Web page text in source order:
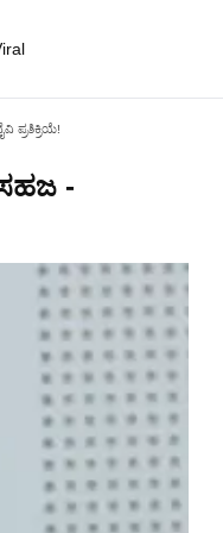
ಪ್ರತಿಕ್ರಿಯೆ!
ಸಹಜ -